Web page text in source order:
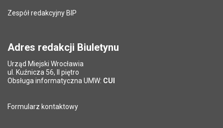
Zespół redakcyjny BIP
Adres redakcji Biuletynu
Urząd Miejski Wrocławia
ul. Kuźnicza 56, II piętro
Obsługa informatyczna UMW: CUI
Formularz kontaktowy